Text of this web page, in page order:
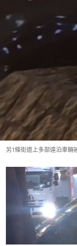
另1條街道上多部違泊車輛